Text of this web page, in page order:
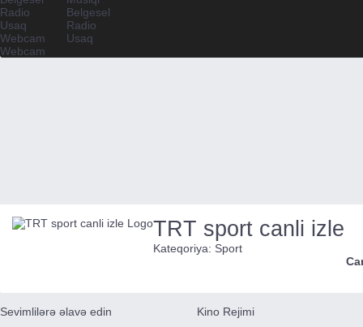
Radio
Usaq
Webcam
Belgesel
Radio
Usaq
Webcam
TRT sport canli izle
Kateqoriya: Sport
Sevimlilərə əlavə edin Kino Rejimi